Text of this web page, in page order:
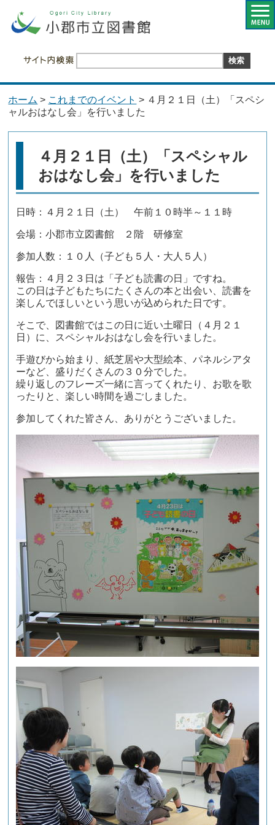
ホーム > これまでのイベント > ４月２１日（土）「スペシ
ャルおはなし会」を行いました
４月２１日（土）「スペシャル
おはなし会」を行いました
日時：４月２１日（土） 午前１０時半～１１時
会場：小郡市立図書館 ２階 研修室
参加人数：１０人（子ども５人・大人５人）
報告：４月２３日は「子ども読書の日」ですね。
この日は子どもたちにたくさんの本と出会い、読書を
楽しんでほしいという思いが込められた日です。
そこで、図書館ではこの日に近い土曜日（４月２１
日）に、スペシャルおはなし会を行いました。
手遊びから始まり、紙芝居や大型絵本、パネルシアタ
ーなど、盛りだくさんの３０分でした。
繰り返しのフレーズ一緒に言ってくれたり、お歌を歌
ったりと、楽しい時間を過ごしました。
参加してくれた皆さん、ありがとうございました。